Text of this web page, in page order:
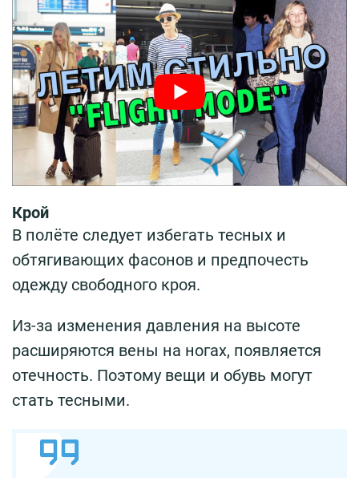
Крой
В полёте следует избегать тесных и
обтягивающих фасонов и предпочесть
одежду свободного кроя.
Из-за изменения давления на высоте
расширяются вены на ногах, появляется
отечность. Поэтому вещи и обувь могут
стать тесными.